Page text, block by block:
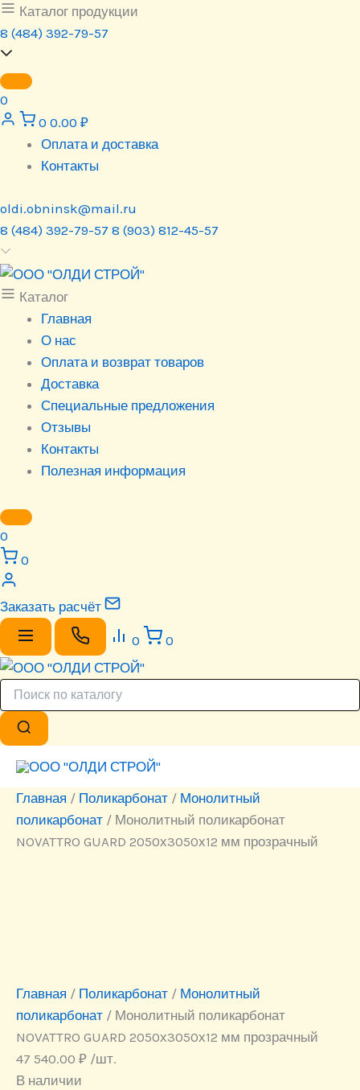
Перейти
к
содержимому
Каталог продукции
8 (484) 392-79-57
0
0 0.00 ₽
Оплата и доставка
Контакты
oldi.obninsk@mail.ru
8 (484) 392-79-57 8 (903) 812-45-57
Каталог
Главная
О нас
Оплата и возврат товаров
Доставка
Специальные предложения
Отзывы
Контакты
Полезная информация
0
0
Заказать расчёт
0 0
Главная / Поликарбонат / Монолитный
поликарбонат / Монолитный поликарбонат
NOVATTRO GUARD 2050х3050х12 мм прозрачный
Главная / Поликарбонат / Монолитный
поликарбонат / Монолитный поликарбонат
NOVATTRO GUARD 2050х3050х12 мм прозрачный
47 540.00 ₽ /шт.
В наличии